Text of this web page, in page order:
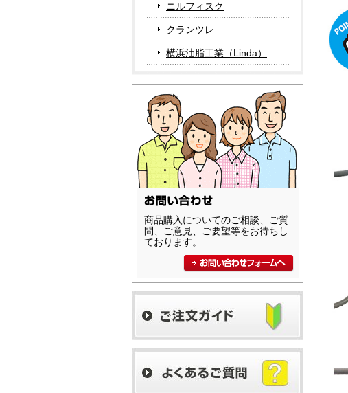
ニルフィスク
クランツレ
横浜油脂工業（Linda）
商品購入についてのご相談、ご質
問、ご意見、ご要望等をお待ちし
ております。